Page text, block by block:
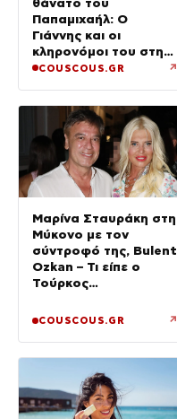
Παπαμιχαήλ: Ο
Γιάννης και οι
κληρονόμοι του στη
διαθήκη
COUSCOUS.GR ↗
Μαρίνα Σταυράκη στη
Μύκονο με τον
σύντροφό της, Bulent
Ozkan – Τι είπε ο
Τούρκος
κάμερα
COUSCOUS.GR ↗